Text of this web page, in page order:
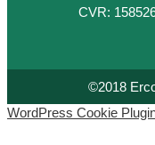
CVR:
©2018
WordPress Cookie